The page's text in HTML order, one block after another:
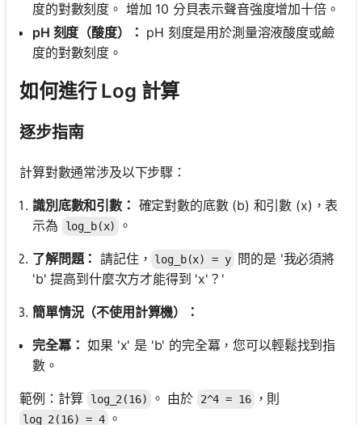
度的對數刻度。 增加 10 分貝表示聲音強度增加十倍。
pH 刻度（酸度）： pH 刻度是用於測量溶液酸度或鹼
度的對數刻度。
如何進行 Log 計算
逐步指南
計算對數通常涉及以下步驟：
識別底數和引數： 確定對數的底數 (b) 和引數 (x)，表
示為
log_b(x) 。
了解問題： 請記住， log_b(x) = y
問的是 '我必須將
'b' 提高到什麼次方才能得到 'x'？'
簡單情況（不使用計算機）：
完全冪： 如果 'x' 是 'b' 的完全冪，您可以輕鬆找到指
數。
範例：計算 log_2(16) 。 由於 2^4 = 16 ，則
log_2(16) = 4 。